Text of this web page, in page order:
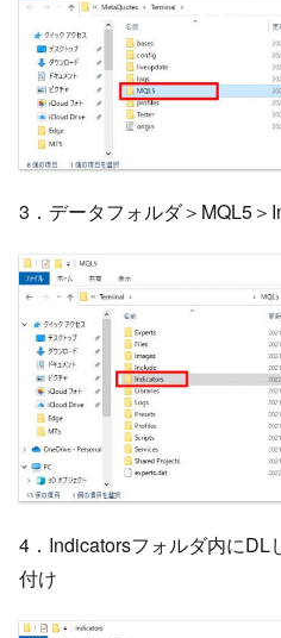
3．データフォルダ＞MQL5＞
4．Indicatorsフォルダ内にDL
付け